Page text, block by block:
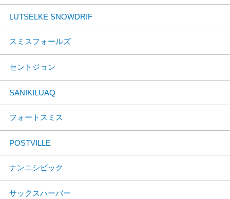
LUTSELKE SNOWDRIF
スミスフォールズ
セントジョン
SANIKILUAQ
フォートスミス
POSTVILLE
ナンニシビック
サックスハーバー